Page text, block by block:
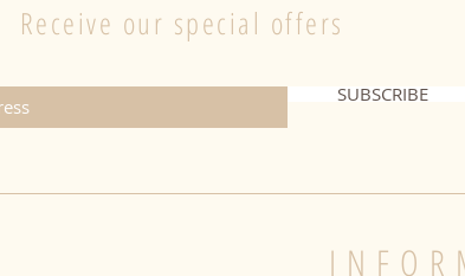
Receive our special offers
SUBSCRIBE